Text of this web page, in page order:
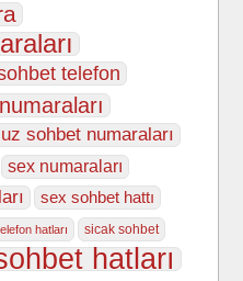
telefon
sohbet numaraları
sex numaraları
sex sohbet hattı
hatları sicak sohbet
hatları